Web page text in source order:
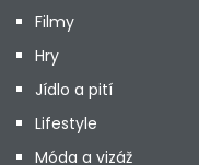
Filmy
Hry
Jídlo a pití
Lifestyle
Móda a vizáž